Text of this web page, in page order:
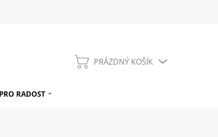
NÁKUPNÍ
PRÁZDNÝ KOŠÍK
PRO RADOST